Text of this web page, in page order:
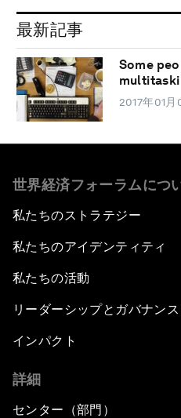
最新記事
Some
2017年01月
世界経済フォーラムにつ
私たちのストラテジー
私たちのアイデンティティ
私たちの活動
リーダーシップとガバナンス
インパクト
詳細
センター（部門）